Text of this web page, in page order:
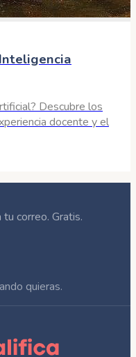
Descubre los
docente y el
correo. Gratis.
quieras.